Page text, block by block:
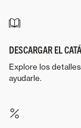
DESCARGAR EL
Explore los
ayudarle.